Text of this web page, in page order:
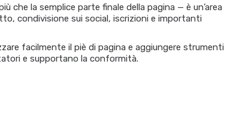
che la semplice parte finale della pagina — è un’area
condivisione sui social, iscrizioni e importanti
facilmente il piè di pagina e aggiungere strumenti
e supportano la conformità.